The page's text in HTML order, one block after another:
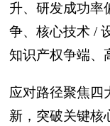
升、研发成功率
争、核心技术 /
知识产权争端、
应对路径聚焦四
新，突破关键核